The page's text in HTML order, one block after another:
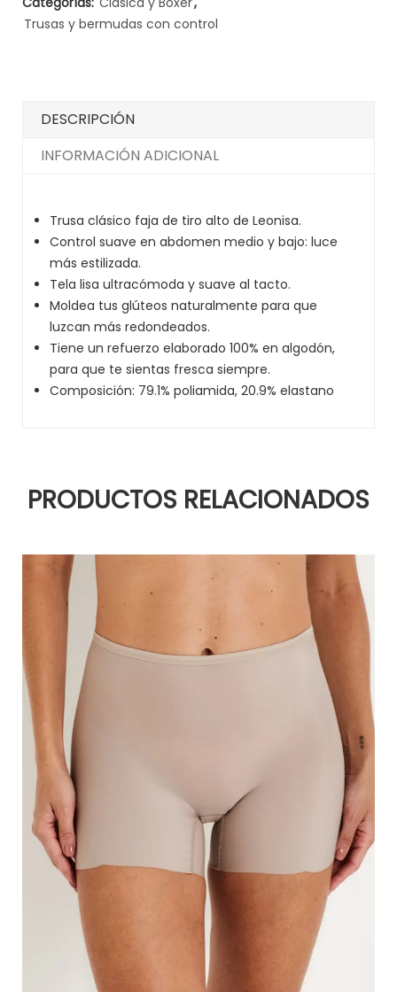
Trusas y bermudas con control
DESCRIPCIÓN
INFORMACIÓN ADICIONAL
Trusa clásico faja de tiro alto de Leonisa.
Control suave en abdomen medio y bajo: luce
más estilizada.
Tela lisa ultracómoda y suave al tacto.
Moldea tus glúteos naturalmente para que
luzcan más redondeados.
Tiene un refuerzo elaborado 100% en algodón,
para que te sientas fresca siempre.
Composición: 79.1% poliamida, 20.9% elastano
PRODUCTOS RELACIONADOS